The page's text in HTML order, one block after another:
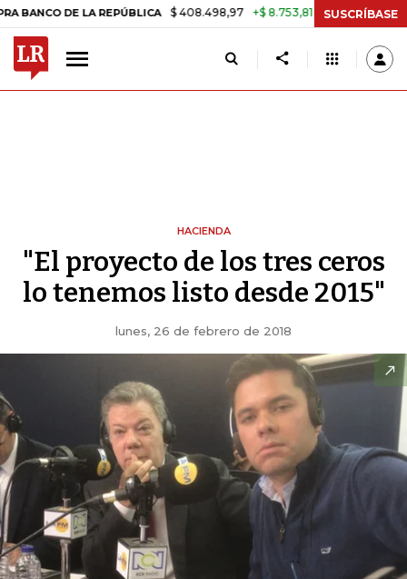
DE LA REPÚBLICA $ 408.498,97 +$ 8.753,81 +2,19% TASA DE
SUSCRÍBASE
HACIENDA
"El proyecto de los tres ceros
lo tenemos listo desde 2015"
lunes, 26 de febrero de 2018